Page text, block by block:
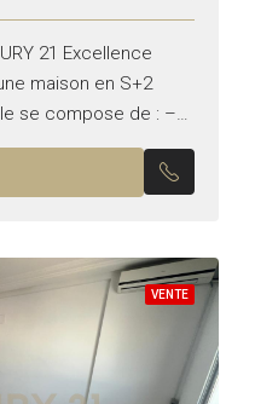
21 Excellence
maison en S+2
se compose de : –
sur le...
VENTE